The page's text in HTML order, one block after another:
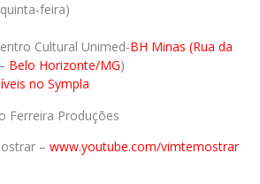
feira)
Cultural Unimed-BH Minas (Rua da
– Belo Horizonte/MG)
no Sympla
Ferreira Produções
– www.youtube.com/vimtemostrar